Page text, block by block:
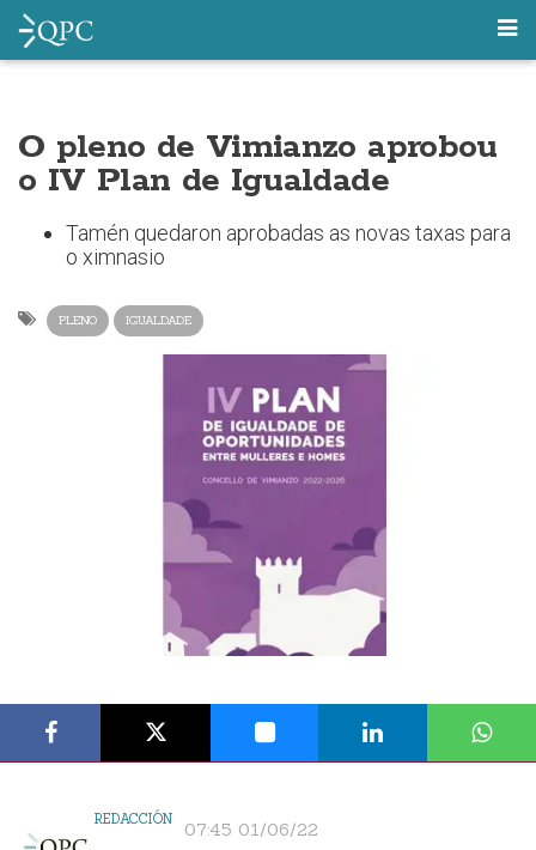
O pleno de Vimianzo aprobou
o IV Plan de Igualdade
Tamén quedaron aprobadas as novas taxas para
o ximnasio
PLENO IGUALDADE
REDACCIÓN 07:45 01/06/22